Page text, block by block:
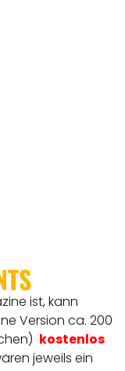
ist, kann
Version ca. 200
kostenlos
jeweils ein